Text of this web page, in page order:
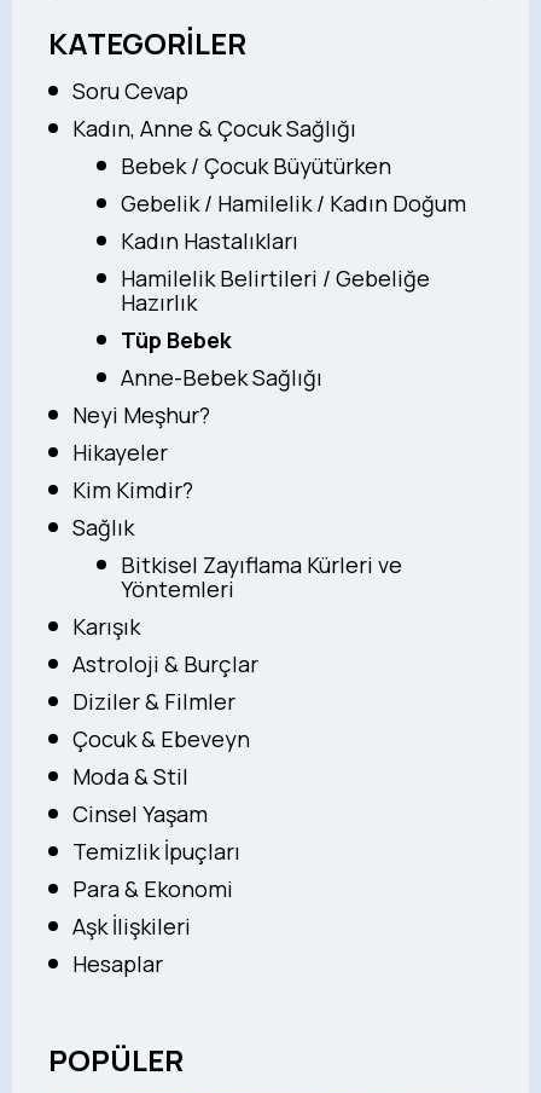
KATEGORİLER
Soru Cevap
Kadın, Anne & Çocuk Sağlığı
Bebek / Çocuk Büyütürken
Gebelik / Hamilelik / Kadın Doğum
Kadın Hastalıkları
Hamilelik Belirtileri / Gebeliğe
Hazırlık
Tüp Bebek
Anne-Bebek Sağlığı
Neyi Meşhur?
Hikayeler
Kim Kimdir?
Sağlık
Bitkisel Zayıflama Kürleri ve
Yöntemleri
Karışık
Astroloji & Burçlar
Diziler & Filmler
Çocuk & Ebeveyn
Moda & Stil
Cinsel Yaşam
Temizlik İpuçları
Para & Ekonomi
Aşk İlişkileri
Hesaplar
POPÜLER